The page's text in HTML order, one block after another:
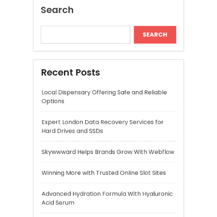
Expert London Data Recovery Services for
Skywwward Helps Brands Grow With Webflow
Winning More with Trusted Online Slot Sites
Advanced Hydration Formula With Hyaluronic
Recent Comments
A WordPress CommenteronHello world!